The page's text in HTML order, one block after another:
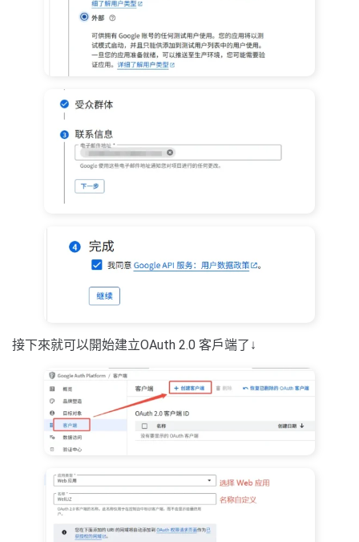
接下來就可以開始建立OAuth 2.0 客戶端了↓